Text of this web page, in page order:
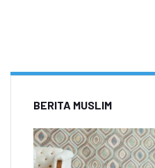
BERITA MUSLIM